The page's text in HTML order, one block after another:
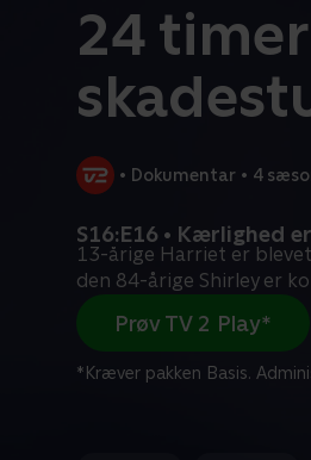
24
• Dokumentar • 4
S16:E16 • Kærlighed
13-årige Harriet er
den 84-årige Shirley er
Prøv TV 2 Play*
*Kræver pakken Basis.